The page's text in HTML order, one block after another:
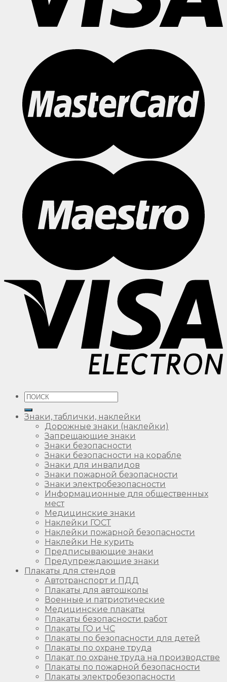
Искать:
Знаки, таблички, наклейки
Дорожные знаки (наклейки)
Запрещающие знаки
Знаки безопасности
Знаки безопасности на корабле
Знаки для инвалидов
Знаки пожарной безопасности
Знаки электробезопасности
Информационные для общественных
мест
Медицинские знаки
Наклейки ГОСТ
Наклейки пожарной безопасности
Наклейки Не курить
Предписывающие знаки
Предупреждающие знаки
Плакаты для стендов
Автотранспорт и ПДД
Плакаты для автошколы
Военные и патриотические
Медицинские плакаты
Плакаты безопасности работ
Плакаты ГО и ЧС
Плакаты по безопасности для детей
Плакаты по охране труда
Плакат по охране труда на производстве
Плакаты по пожарной безопасности
Плакаты электробезопасности